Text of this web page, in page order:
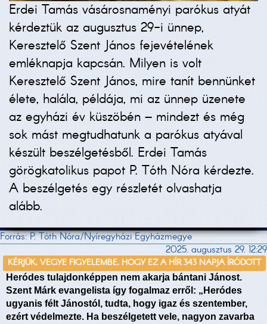
Erdei Tamás vásárosnaményi parókus atyát
kérdeztük az augusztus 29-i ünnep,
Keresztelő Szent János fejevételének
emléknapja kapcsán. Milyen is volt
Keresztelő Szent János, mire tanít bennünket
élete, halála, példája, mi az ünnep üzenete
az egyházi év küszöbén – mindezt és még
sok mást megtudhatunk a parókus atyával
készült beszélgetésből. Erdei Tamás
görögkatolikus papot P. Tóth Nóra kérdezte.
A beszélgetés egy részletét olvashatja
alább.
Forrás: P. Tóth Nóra/Nyíregyházi Egyházmegye
2025. augusztus 29. 12:29
KÉRJÜK, VEGYE FIGYELEMBE, HOGY EZ A HÍR 343 NAPJA ÍRÓDOTT
Heródes tulajdonképpen nem akarja bántani Jánost.
Szent Márk evangelista így fogalmaz erről: „Heródes
ugyanis félt Jánostól, tudta, hogy igaz és szentember,
ezért védelmezte. Ha beszélgetett vele, nagyon zavarba